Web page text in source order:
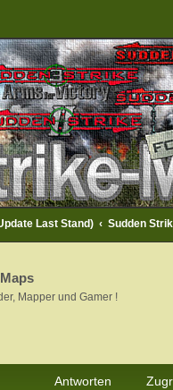
Last Stand) Sudden
Mapper und Gamer !
Antworten